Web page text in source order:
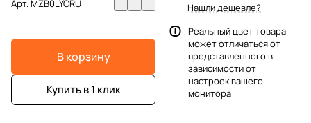
Арт.MZB0LYORU
В корзину
Купить в 1 клик
Нашли дешевле?
Реальный цвет товара
может отличаться от
представленного в
зависимости от
настроек вашего
монитора